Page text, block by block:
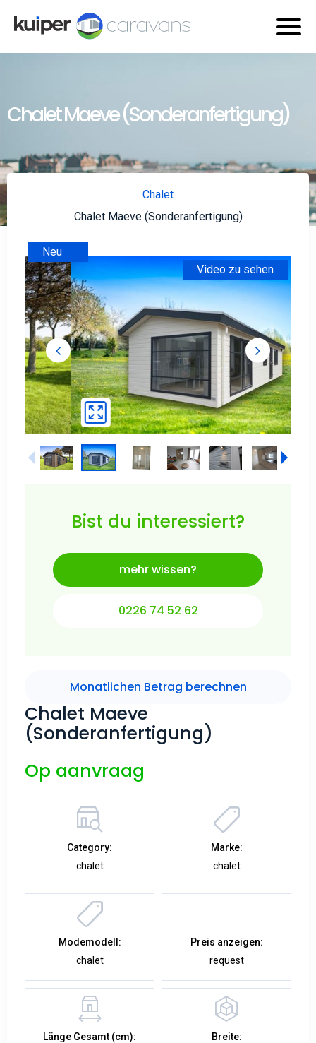
Chalet Maeve (Sonderanfertigung)
Chalet
Chalet Maeve (Sonderanfertigung)
Chalet Maeve
(Sonderanfertigung)
Op aanvraag
Category:
chalet
Marke:
chalet
Modemodell:
chalet
Preis anzeigen:
request
Länge Gesamt (cm):
Breite:
Neu
Video zu sehen
Bist du interessiert?
mehr wissen?
0226 74 52 62
Monatlichen Betrag berechnen